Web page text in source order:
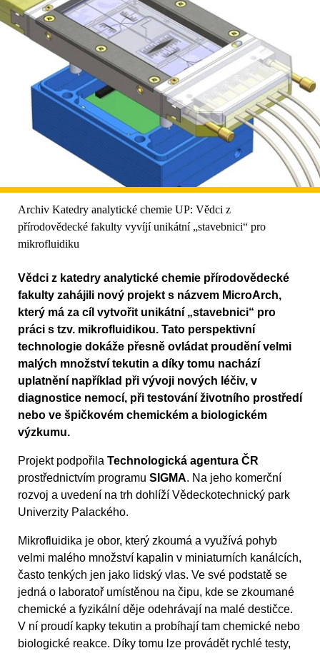
Archiv Katedry analytické chemie UP: Vědci z
přírodovědecké fakulty vyvíjí unikátní „stavebnici“ pro
mikrofluidiku
Vědci z katedry analytické chemie přírodovědecké
fakulty zahájili nový projekt s názvem MicroArch,
který má za cíl vytvořit unikátní „stavebnici“ pro
práci s tzv. mikrofluidikou. Tato perspektivní
technologie dokáže přesně ovládat proudění velmi
malých množství tekutin a díky tomu nachází
uplatnění například při vývoji nových léčiv, v
diagnostice nemocí, při testování životního prostředí
nebo ve špičkovém chemickém a biologickém
výzkumu.
Projekt podpořila Technologická agentura ČR
prostřednictvím programu SIGMA. Na jeho komerční
rozvoj a uvedení na trh dohlíží Vědeckotechnický park
Univerzity Palackého.
Mikrofluidika je obor, který zkoumá a využívá pohyb
velmi malého množství kapalin v miniaturních kanálcích,
často tenkých jen jako lidský vlas. Ve své podstatě se
jedná o laboratoř umístěnou na čipu, kde se zkoumané
chemické a fyzikální děje odehrávají na malé destičce.
V ní proudí kapky tekutin a probíhají tam chemické nebo
biologické reakce. Díky tomu lze provádět rychlé testy,